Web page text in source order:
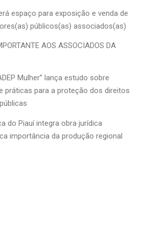
espaço para exposição e venda de
públicos(as) associados(as)
AOS ASSOCIADOS DA
Mulher” lança estudo sobre
práticas para a proteção dos direitos
do Piauí integra obra jurídica
importância da produção regional